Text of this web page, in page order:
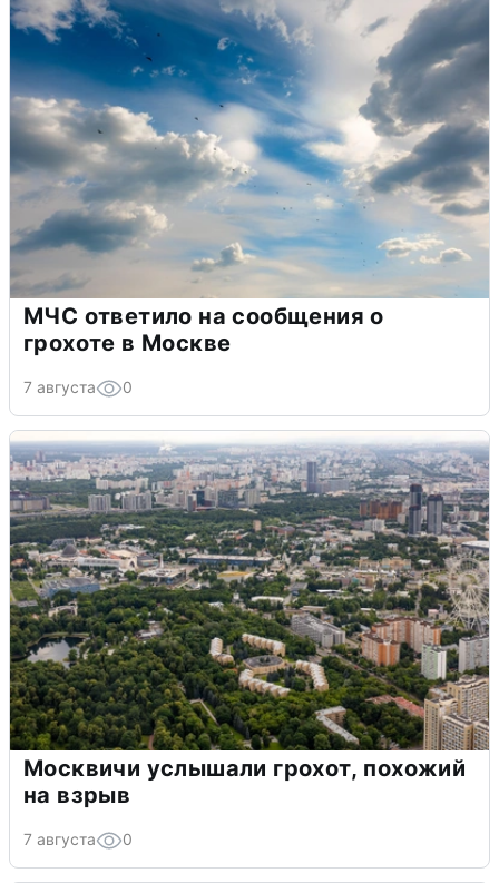
МЧС ответило на сообщения о
грохоте в Москве
7 августа 0
Москвичи услышали грохот, похожий
на взрыв
7 августа 0